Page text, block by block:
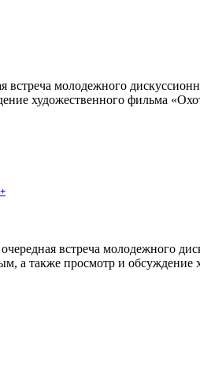
молодежного
художественного фильма
встреча молодежного
а также просмотр и обсуждение